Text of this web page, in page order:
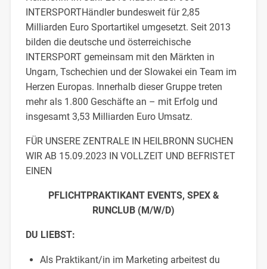
INTERSPORTHändler bundesweit für 2,85
Milliarden Euro Sportartikel umgesetzt. Seit 2013
bilden die deutsche und österreichische
INTERSPORT gemeinsam mit den Märkten in
Ungarn, Tschechien und der Slowakei ein Team im
Herzen Europas. Innerhalb dieser Gruppe treten
mehr als 1.800 Geschäfte an – mit Erfolg und
insgesamt 3,53 Milliarden Euro Umsatz.
FÜR UNSERE ZENTRALE IN HEILBRONN SUCHEN
WIR AB 15.09.2023 IN VOLLZEIT UND BEFRISTET
EINEN
PFLICHTPRAKTIKANT EVENTS, SPEX &
RUNCLUB (M/W/D)
DU LIEBST:
Als Praktikant/in im Marketing arbeitest du